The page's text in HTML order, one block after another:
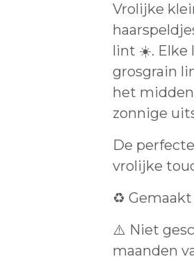
Vrolijke
lint ☀️. Elke
grosgrain
het midden
zonnige
De
vrolijke
♻️
⚠️ Niet
maanden